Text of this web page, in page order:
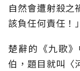
自然會遭射殺之
該負任何責任！
楚辭的《九歌
伯，題目就叫〈